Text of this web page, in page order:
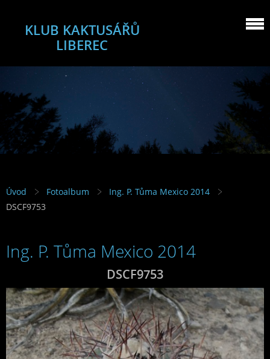
KLUB KAKTUSÁŘŮ
LIBEREC
Úvod Fotoalbum
Ing. P. Tůma Mexico 2014
DSCF9753
Ing. P. Tůma Mexico 2014
DSCF9753